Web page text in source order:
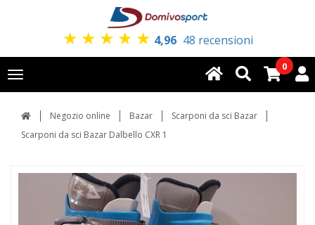
★ ★ ★ ★ ★ 4,96 48 recensioni
Toggle
navigation
0
Negozio online Bazar
Scarponi da sci Bazar
Scarponi da sci Bazar Dalbello CXR 1